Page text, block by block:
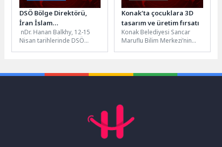
DSÖ Bölge Direktörü,
İran İslam
Cumhuriyeti’ni ziyaret
etti
nDr. Hanan Balkhy, 12-15
Nisan tarihlerinde DSÖ
Konak’ta çocuklara 3D
tasarım ve üretim fırsatı
Konak Belediyesi Sancar
Maruflu Bilim Merkezi’nin